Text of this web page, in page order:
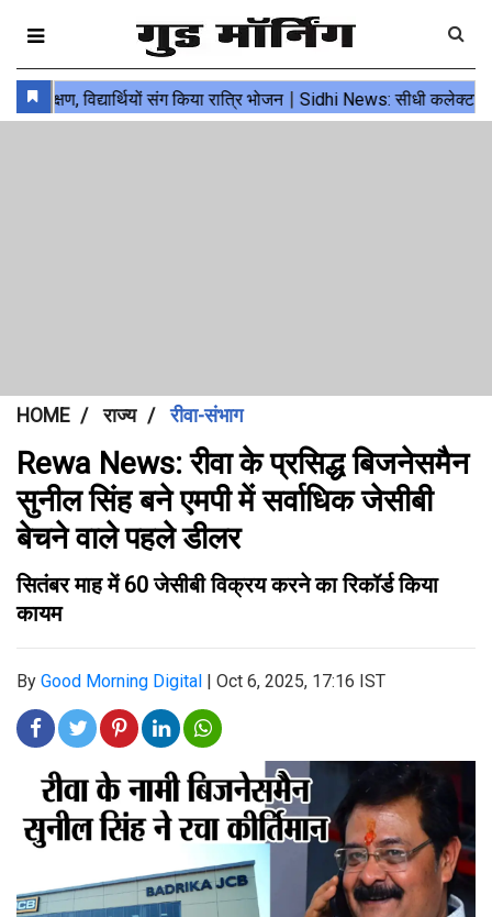
HOME राज्य रीवा-संभाग
Rewa News: रीवा के प्रसिद्ध बिजनेसमैन
सुनील सिंह बने एमपी में सर्वाधिक जेसीबी
बेचने वाले पहले डीलर
सितंबर माह में 60 जेसीबी विक्रय करने का रिकॉर्ड किया
कायम
By Good Morning Digital | Oct 6, 2025, 17:16 IST